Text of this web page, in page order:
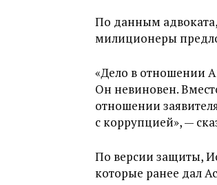
По данным
милиционеры
«Дело в отношении
Он невиновен.
отношении
с коррупцией», —
По версии защиты,
которые ранее дал